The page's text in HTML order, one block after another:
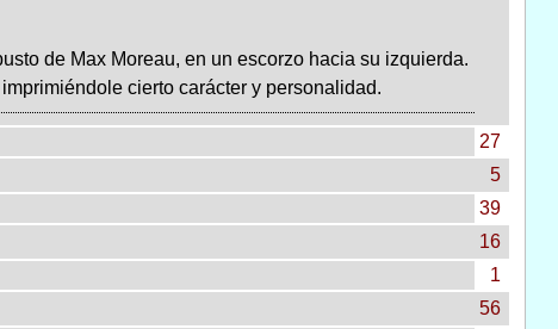
de Max Moreau, en un escorzo hacia su izquierda.
cierto carácter y personalidad.
27
5
39
16
1
56